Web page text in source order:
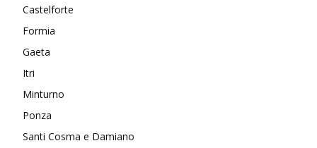
Castelforte
Formia
Gaeta
Itri
Minturno
Ponza
Santi Cosma e Damiano